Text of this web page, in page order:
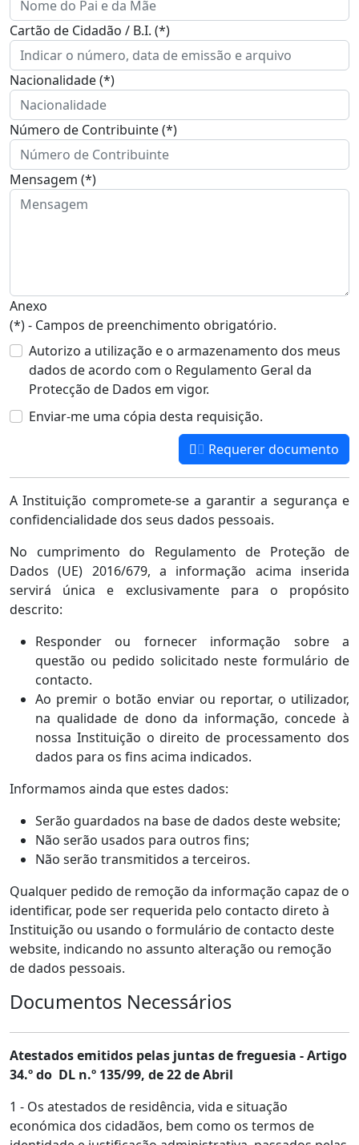
Cartão de Cidadão / B.I. (*)
Nacionalidade (*)
Número de Contribuinte (*)
Mensagem (*)
Anexo
(*) - Campos de preenchimento obrigatório.
Autorizo a utilização e o armazenamento dos meus
dados de acordo com o Regulamento Geral da
Protecção de Dados em vigor.
Enviar-me uma cópia desta requisição.
Requerer documento
A Instituição compromete-se a garantir a segurança e
confidencialidade dos seus dados pessoais.
No cumprimento do Regulamento de Proteção de
Dados (UE) 2016/679, a informação acima inserida
servirá única e exclusivamente para o propósito
descrito:
Responder ou fornecer informação sobre a
questão ou pedido solicitado neste formulário de
contacto.
Ao premir o botão enviar ou reportar, o utilizador,
na qualidade de dono da informação, concede à
nossa Instituição o direito de processamento dos
dados para os fins acima indicados.
Informamos ainda que estes dados:
Serão guardados na base de dados deste website;
Não serão usados para outros fins;
Não serão transmitidos a terceiros.
Qualquer pedido de remoção da informação capaz de o
identificar, pode ser requerida pelo contacto direto à
Instituição ou usando o formulário de contacto deste
website, indicando no assunto alteração ou remoção
de dados pessoais.
Documentos Necessários
Atestados emitidos pelas juntas de freguesia - Artigo
34.º do DL n.º 135/99, de 22 de Abril
1 - Os atestados de residência, vida e situação
económica dos cidadãos, bem como os termos de